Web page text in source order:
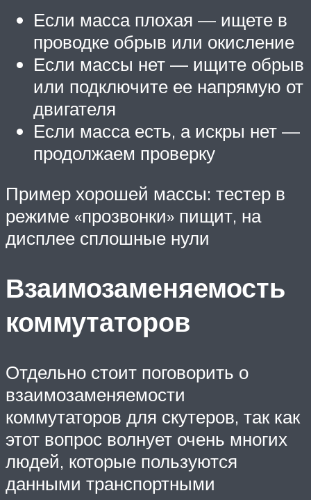
Если масса плохая — ищете в
проводке обрыв или окисление
Если массы нет — ищите обрыв
или подключите ее напрямую от
двигателя
Если масса есть, а искры нет —
продолжаем проверку
Пример хорошей массы: тестер в
режиме «прозвонки» пищит, на
дисплее сплошные нули
Взаимозаменяемость
коммутаторов
Отдельно стоит поговорить о
взаимозаменяемости
коммутаторов для скутеров, так как
этот вопрос волнует очень многих
людей, которые пользуются
данными транспортными